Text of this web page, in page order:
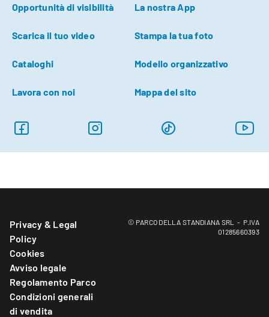
Opportunità di visibilità La nostra App
Scarica il tuo video Stampa la tua foto
Cataloghi Modello organizzativo
Lavora con noi Mappa del sito
Privacy & Legal
Policy
Cookies
Avviso legale
Regolamento Parco
Condizioni generali
di vendita
© PARCO DELLA STANDIANA SRL - P.IVA
01285660393